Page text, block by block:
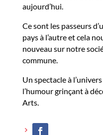
aujourd’hui.
Ce sont les passeurs
pays à l’autre et cela
nouveau sur notre
commune.
Un spectacle à
l’humour grinçant à
Arts.